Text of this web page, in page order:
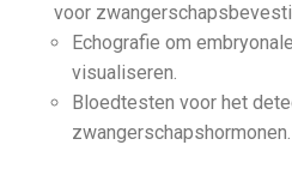
voor
Echografie om
visualiseren.
Bloedtesten voor het
zwangerschapshormonen.